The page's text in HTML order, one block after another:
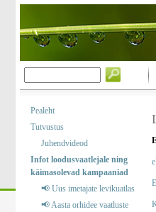
Pealeht
Tutvustus
Juhendvideod
Infot loodusvaatlejale ning
käimasolevad kampaaniad
📢 Uus imetajate levikuatlas
📢 Aasta orhidee vaatluste